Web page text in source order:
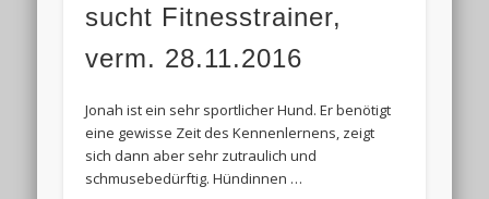
sucht Fitnesstrainer,
verm. 28.11.2016
Jonah ist ein sehr sportlicher Hund. Er benötigt
eine gewisse Zeit des Kennenlernens, zeigt
sich dann aber sehr zutraulich und
schmusebedürftig. Hündinnen …